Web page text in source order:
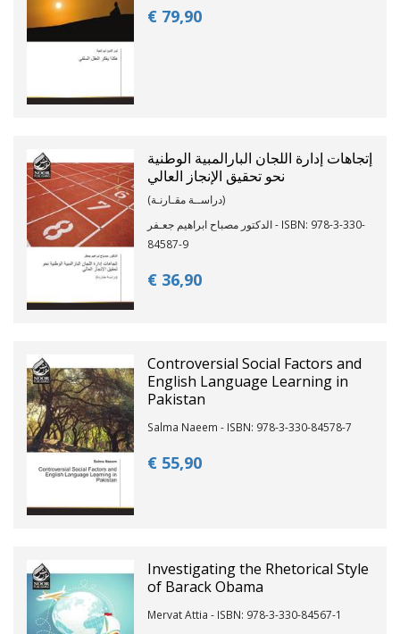
€ 79,90
إتجاهات إدارة اللجان البارالمبية الوطنية
نحو تحقيق الإنجاز العالي
(دراســة مقـارنـة)
الدكتور مصباح ابراهيم جعـفر - ISBN: 978-3-330-
84587-9
€ 36,90
Controversial Social Factors and
English Language Learning in
Pakistan
Salma Naeem - ISBN: 978-3-330-84578-7
€ 55,90
Investigating the Rhetorical Style
of Barack Obama
Mervat Attia - ISBN: 978-3-330-84567-1